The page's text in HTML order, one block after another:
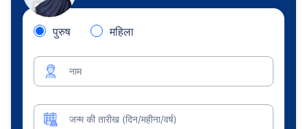
पुरुष महिला
नाम
जन्म की तारीख (दिन/महीना/वर्ष)